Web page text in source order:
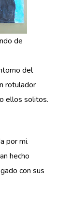
de
del
rotulador
ellos solitos.
por mi.
hecho
con sus